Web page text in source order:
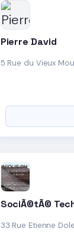
Pierre David
5 Rue du Vieux
SociÃ©tÃ©
33 Rue Etienne